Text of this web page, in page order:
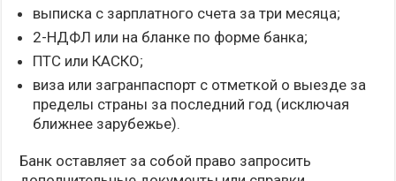
выписка с зарплатного счета за три месяца;
2-НДФЛ или на бланке по форме банка;
ПТС или КАСКО;
виза или загранпаспорт с отметкой о выезде за
пределы страны за последний год (исключая
ближнее зарубежье).
Банк оставляет за собой право запросить